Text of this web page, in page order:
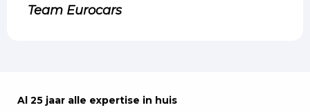
Team Eurocars
Al 25 jaar alle expertise in huis